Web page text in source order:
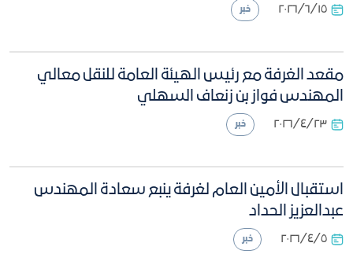
١٥‏/٦‏/٢٠٢٦ خبر
مقعد الغرفة مع رئيس الهيئة العامة للنقل معالي
المهندس فواز بن زنعاف السهلي
٢٣‏/٤‏/٢٠٢٦ خبر
استقبال الأمين العام لغرفة ينبع سعادة المهندس
عبدالعزيز الحداد
٥‏/٤‏/٢٠٢٦ خبر